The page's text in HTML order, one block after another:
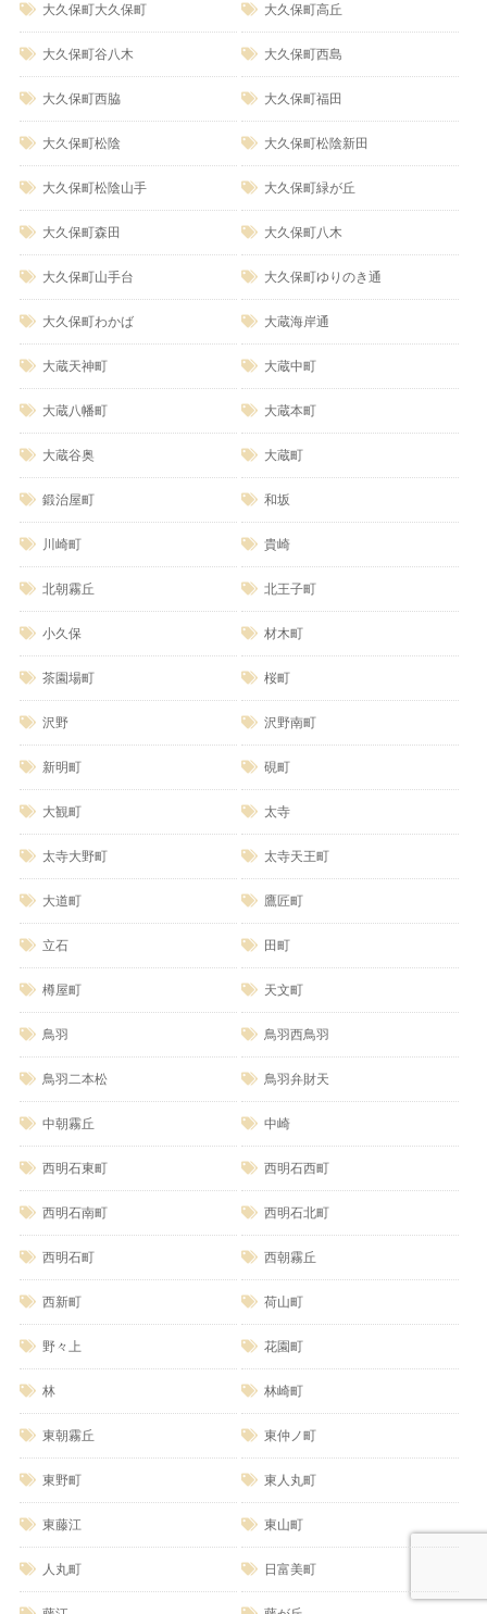
大久保町大久保町 大久保町高丘
大久保町谷八木 大久保町西島
大久保町西脇 大久保町福田
大久保町松陰 大久保町松陰新田
大久保町松陰山手 大久保町緑が丘
大久保町森田 大久保町八木
大久保町山手台 大久保町ゆりのき通
大久保町わかば 大蔵海岸通
大蔵天神町 大蔵中町
大蔵八幡町 大蔵本町
大蔵谷奥 大蔵町
鍛治屋町 和坂
川崎町 貴崎
北朝霧丘 北王子町
小久保 材木町
茶園場町 桜町
沢野 沢野南町
新明町 硯町
大観町 太寺
太寺大野町 太寺天王町
大道町 鷹匠町
立石 田町
樽屋町 天文町
鳥羽 鳥羽西鳥羽
鳥羽二本松 鳥羽弁財天
中朝霧丘 中崎
西明石東町 西明石西町
西明石南町 西明石北町
西明石町 西朝霧丘
西新町 荷山町
野々上 花園町
林 林崎町
東朝霧丘 東仲ノ町
東野町 東人丸町
東藤江 東山町
人丸町 日富美町